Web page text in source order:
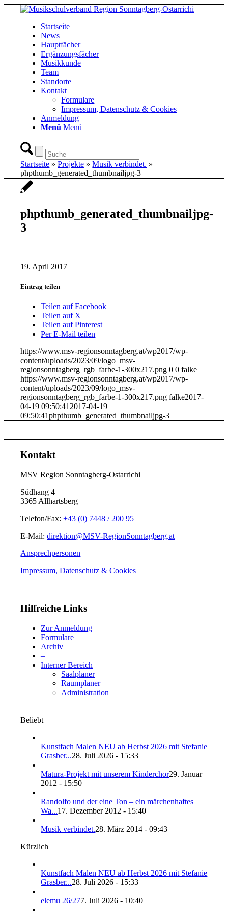
Startseite
News
Hauptfächer
Ergänzungsfächer
Musikkunde
Team
Standorte
Kontakt
Formulare
Impressum, Datenschutz & Cookies
Anmeldung
Menü Menü
Startseite »Projekte »Musik verbindet. »
phpthumb_generated_thumbnailjpg-3
phpthumb_generated_thumbnailjpg-
3
19. April 2017
Eintrag teilen
Teilen auf Facebook
Teilen auf X
Teilen auf Pinterest
Per E-Mail teilen
https://www.msv-regionsonntagberg.at/wp2017/wp-
content/uploads/2023/09/logo_msv-
regionsonntagberg_rgb_farbe-1-300x217.png 0 0 falke
https://www.msv-regionsonntagberg.at/wp2017/wp-
content/uploads/2023/09/logo_msv-
regionsonntagberg_rgb_farbe-1-300x217.png falke2017-
04-19 09:50:41 2017-04-19
09:50:41phpthumb_generated_thumbnailjpg-3
Kontakt
MSV Region Sonntagberg-Ostarrichi
Südhang 4
3365 Allhartsberg
Telefon/Fax:+43 (0) 7448 / 200 95
E-Mail:direktion@MSV-RegionSonntagberg.at
Ansprechpersonen
Impressum, Datenschutz & Cookies
Hilfreiche Links
Zur Anmeldung
Formulare
Archiv
–
Interner Bereich
Saalplaner
Raumplaner
Administration
Beliebt
Kunstfach Malen NEU ab Herbst 2026 mit Stefanie
Grasber...28. Juli 2026 - 15:33
Matura-Projekt mit unserem Kinderchor29. Januar
2012 - 15:50
Randolfo und der eine Ton – ein märchenhaftes
Wa...17. Dezember 2012 - 15:40
Musik verbindet.28. März 2014 - 09:43
Kürzlich
Kunstfach Malen NEU ab Herbst 2026 mit Stefanie
Grasber...28. Juli 2026 - 15:33
elemu 26/277. Juli 2026 - 10:40